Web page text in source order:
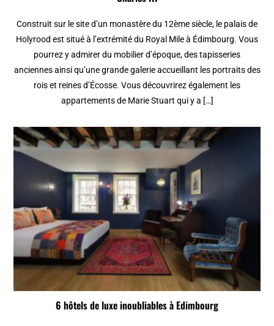
Construit sur le site d’un monastère du 12ème siècle, le palais de
Holyrood est situé à l’extrémité du Royal Mile à Édimbourg. Vous
pourrez y admirer du mobilier d’époque, des tapisseries
anciennes ainsi qu’une grande galerie accueillant les portraits des
rois et reines d’Écosse. Vous découvrirez également les
appartements de Marie Stuart qui y a […]
6 hôtels de luxe inoubliables à Edimbourg